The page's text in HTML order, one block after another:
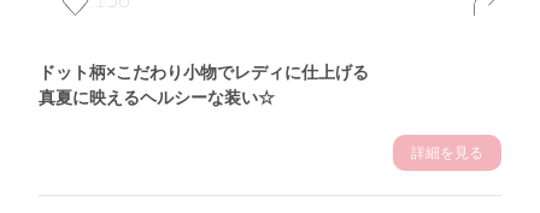
ドット柄×こだわり小物でレディに仕上げる
真夏に映えるヘルシーな装い☆
詳細を見る